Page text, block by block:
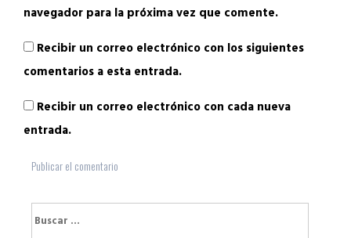
navegador para la próxima vez que comente.
Recibir un correo electrónico con los siguientes
comentarios a esta entrada.
Recibir un correo electrónico con cada nueva
entrada.
Buscar: